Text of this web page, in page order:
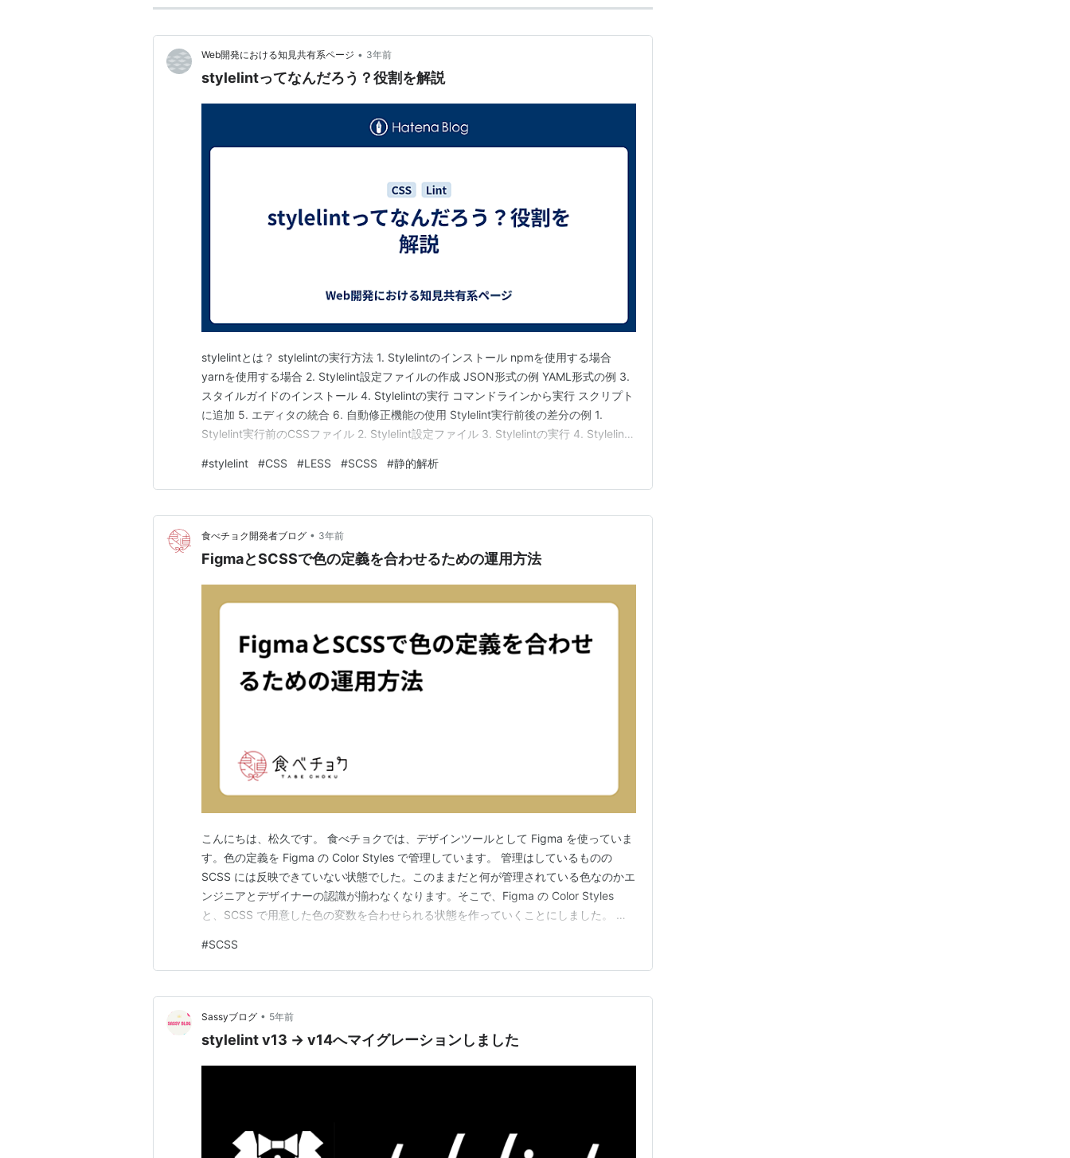
Web開発における知見共有系ページ • 3年前
stylelintってなんだろう？役割を解説
stylelintとは？ stylelintの実行方法 1. Stylelintのインストール npmを使用する場合
yarnを使用する場合 2. Stylelint設定ファイルの作成 JSON形式の例 YAML形式の例 3.
スタイルガイドのインストール 4. Stylelintの実行 コマンドラインから実行 スクリプト
に追加 5. エディタの統合 6. 自動修正機能の使用 Stylelint実行前後の差分の例 1.
Stylelint実行前のCSSファイル 2. Stylelint設定ファイル 3. Stylelintの実行 4. Stylelint
#stylelint #CSS #LESS #SCSS #静的解析
食べチョク開発者ブログ • 3年前
FigmaとSCSSで色の定義を合わせるための運用方法
こんにちは、松久です。 食べチョクでは、デザインツールとして Figma を使っていま
す。色の定義を Figma の Color Styles で管理しています。 管理はしているものの
SCSS には反映できていない状態でした。このままだと何が管理されている色なのかエ
ンジニアとデザイナーの認識が揃わなくなります。そこで、Figma の Color Styles
と、SCSS で用意した色の変数を合わせられる状態を作っていくことにしました。 色
りつつも SCSS の変数の定義をしました。 決まっていない部分があ…
#SCSS
Sassyブログ • 5年前
stylelint v13 → v14へマイグレーションしました